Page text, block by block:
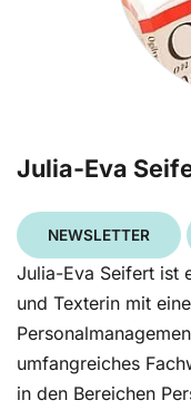
Julia-Eva
NEWSLETTER
Julia-Eva Seifert ist
und Texterin mit
umfangreiches
in den Bereichen